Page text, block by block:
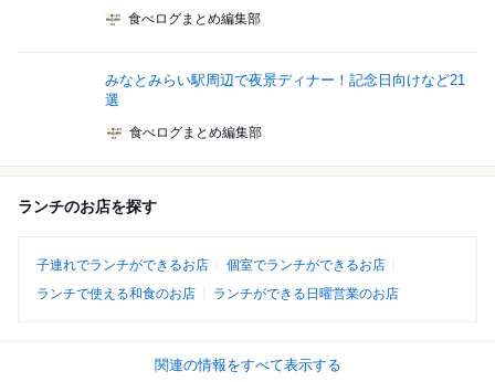
食べログまとめ編集部
みなとみらい駅周辺で夜景ディナー！記念日向けなど21
選
食べログまとめ編集部
ランチのお店を探す
子連れでランチができるお店
個室でランチができるお店
ランチで使える和食のお店
ランチができる日曜営業のお店
関連の情報をすべて表示する